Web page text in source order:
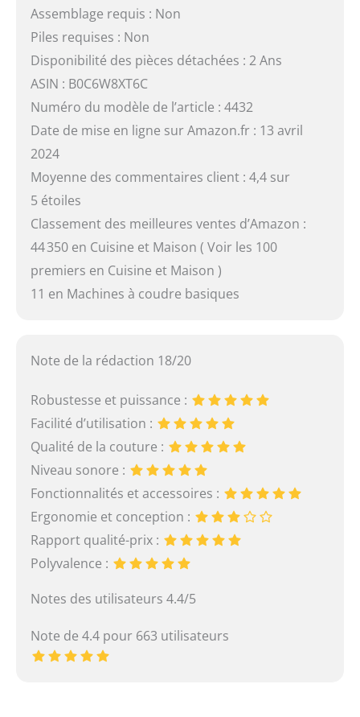
Assemblage requis : Non
Piles requises : Non
Disponibilité des pièces détachées : 2 Ans
ASIN : B0C6W8XT6C
Numéro du modèle de l’article : 4432
Date de mise en ligne sur Amazon.fr : 13 avril
2024
Moyenne des commentaires client : 4,4 sur
5 étoiles
Classement des meilleures ventes d’Amazon :
44 350 en Cuisine et Maison ( Voir les 100
premiers en Cuisine et Maison )
11 en Machines à coudre basiques
Note de la rédaction 18/20
Robustesse et puissance :
Facilité d’utilisation :
Qualité de la couture :
Niveau sonore :
Fonctionnalités et accessoires :
Ergonomie et conception :
Rapport qualité-prix :
Polyvalence :
Notes des utilisateurs 4.4/5
Note de 4.4 pour 663 utilisateurs